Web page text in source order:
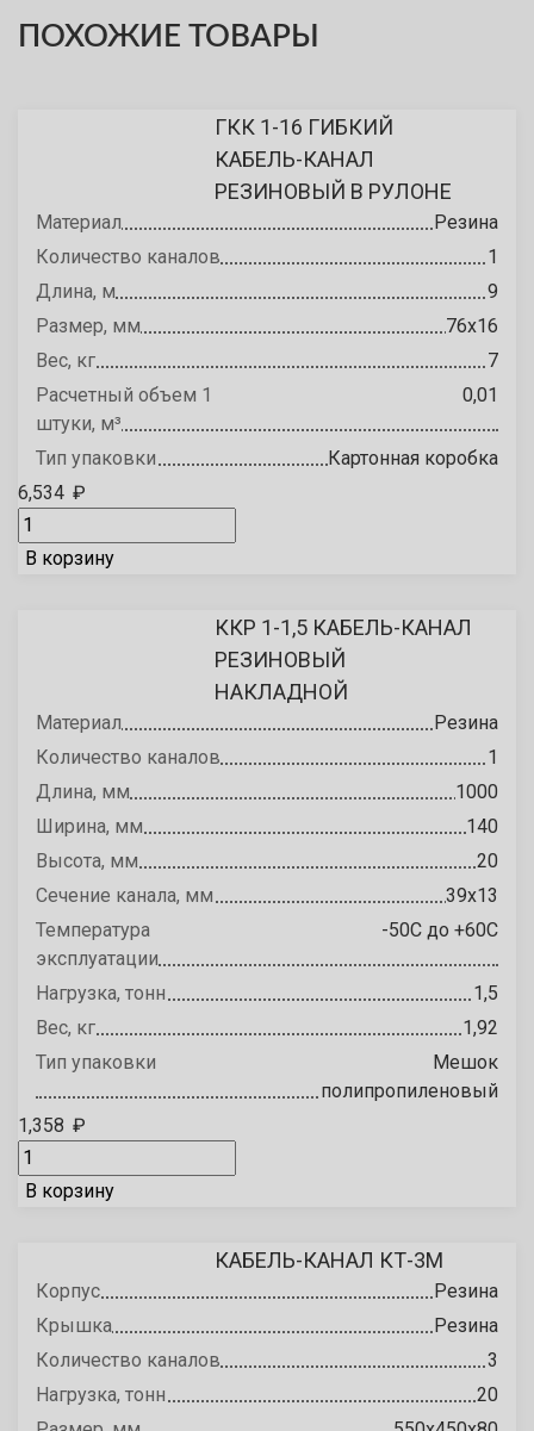
ПОХОЖИЕ ТОВАРЫ
ГКК 1-16 ГИБКИЙ
КАБЕЛЬ-КАНАЛ
РЕЗИНОВЫЙ В РУЛОНЕ
Материал
Резина
Количество каналов
1
Длина, м
9
Размер, мм
76х16
Вес, кг
7
Расчетный объем 1
штуки, м³
0,01
Тип упаковки
Картонная коробка
6,534 ₽
В корзину
ККР 1-1,5 КАБЕЛЬ-КАНАЛ
РЕЗИНОВЫЙ
НАКЛАДНОЙ
Материал
Резина
Количество каналов
1
Длина, мм
1000
Ширина, мм
140
Высота, мм
20
Сечение канала, мм
39х13
Температура
эксплуатации
-50С до +60С
Нагрузка, тонн
1,5
Вес, кг
1,92
Тип упаковки
Мешок
полипропиленовый
1,358 ₽
В корзину
КАБЕЛЬ-КАНАЛ КТ-3М
Корпус
Резина
Крышка
Резина
Количество каналов
3
Нагрузка, тонн
20